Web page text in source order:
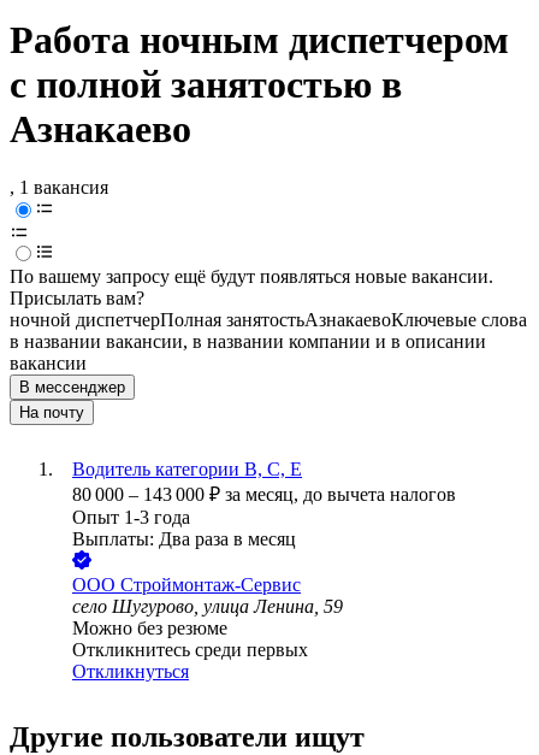
Работа ночным диспетчером
с полной занятостью в
Азнакаево
, 1 вакансия
По вашему запросу ещё будут появляться новые вакансии.
Присылать вам?
ночной диспетчерПолная занятостьАзнакаевоКлючевые слова
в названии вакансии, в названии компании и в описании
вакансии
В мессенджер
На почту
Водитель категории В, С, Е
80 000 – 143 000 ₽ за месяц, до вычета налогов
Опыт 1-3 года
Выплаты: Два раза в месяц
ООО Строймонтаж-Сервис
село Шугурово, улица Ленина, 59
Можно без резюме
Откликнитесь среди первых
Откликнуться
Другие пользователи ищут